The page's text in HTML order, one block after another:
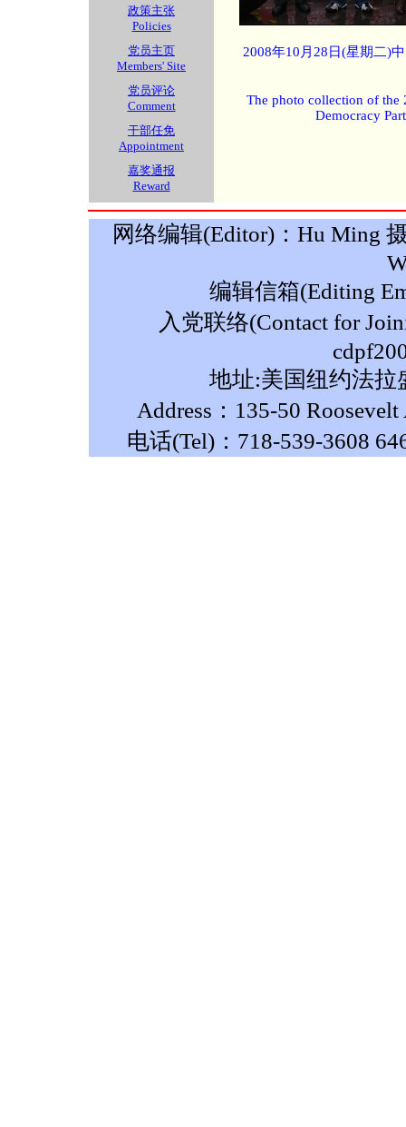
政策主张
Policies
党员主页
Members' Site
党员评论
Comment
干部任免
Appointment
嘉奖通报
Reward
2008年10月28日(星期二)
The photo collection of the
Democracy
网络编辑(Editor)：Hu Ming
编辑信箱(Editing
入党联络(Contact for
地址:美国纽约法拉
Address：135-50
电话(Tel)：718-539-3608